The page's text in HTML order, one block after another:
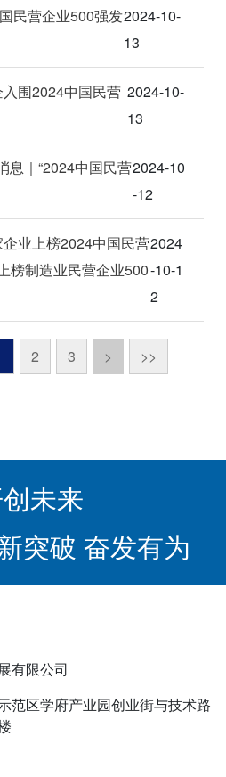
民营企业500强发2024-10-
13
入围2024中国民营 2024-10-
13
息｜“2024中国民营2024-10
-12
企业上榜2024中国民营
榜制造业民营企业500
2024
-10-1
2
2 3 > >>
未来
突破 奋发有为
有限公司
范区学府产业园创业街与技术路